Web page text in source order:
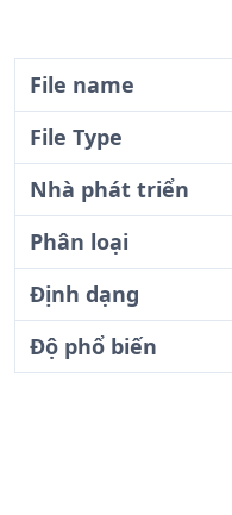
File name
File Type
Nhà phát triển
Phân loại
Định dạng
Độ phổ biến